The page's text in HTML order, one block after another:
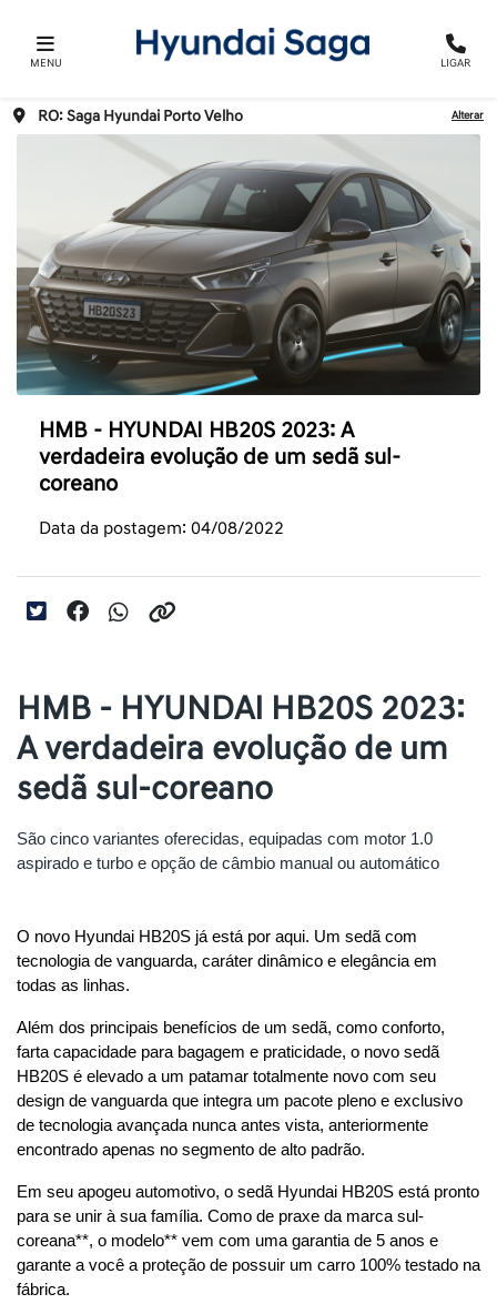
MENU LIGAR
RO: Saga Hyundai Porto Velho Alterar
HMB - HYUNDAI HB20S 2023: A
verdadeira evolução de um sedã sul-
coreano
Data da postagem: 04/08/2022
HMB - HYUNDAI HB20S 2023:
A verdadeira evolução de um
sedã sul-coreano
São cinco variantes oferecidas, equipadas com motor 1.0
aspirado e turbo e opção de câmbio manual ou automático
O novo Hyundai HB20S já está por aqui. Um sedã com
tecnologia de vanguarda, caráter dinâmico e elegância em
todas as linhas.
Além dos principais benefícios de um sedã, como conforto,
farta capacidade para bagagem e praticidade, o novo sedã
HB20S é elevado a um patamar totalmente novo com seu
design de vanguarda que integra um pacote pleno e exclusivo
de tecnologia avançada nunca antes vista, anteriormente
encontrado apenas no segmento de alto padrão.
Em seu apogeu automotivo, o sedã Hyundai HB20S está pronto
para se unir à sua família. Como de praxe da marca sul-
coreana**, o modelo** vem com uma garantia de 5 anos e
garante a você a proteção de possuir um carro 100% testado na
fábrica.